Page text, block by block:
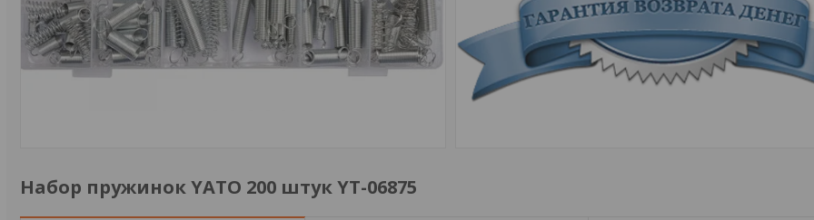
Набор пружинок YATO 200 штук YT-06875